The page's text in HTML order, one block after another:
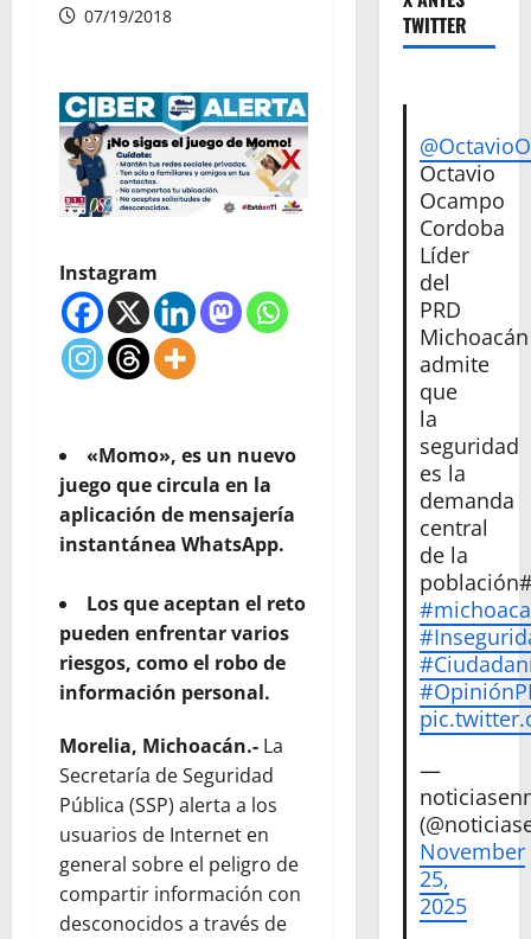
07/19/2018
Instagram
«Momo», es un nuevo
juego que circula en la
aplicación de mensajería
instantánea WhatsApp.
Los que aceptan el reto
pueden enfrentar varios
riesgos, como el robo de
información personal.
Morelia, Michoacán.- La
Secretaría de Seguridad
Pública (SSP) alerta a los
usuarios de Internet en
general sobre el peligro de
compartir información con
desconocidos a través de
TWITTER
Octavio
Ocampo
Cordoba
Líder
del
PRD
Michoacán
admite
que
la
seguridad
es la
demanda
central
de la
—
November
25,
2025